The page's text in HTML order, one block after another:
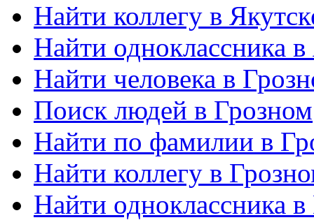
Найти коллегу в
Найти одноклассника в
Найти человека в
Поиск людей в Грозном
Найти по фамилии в
Найти коллегу в
Найти одноклассника